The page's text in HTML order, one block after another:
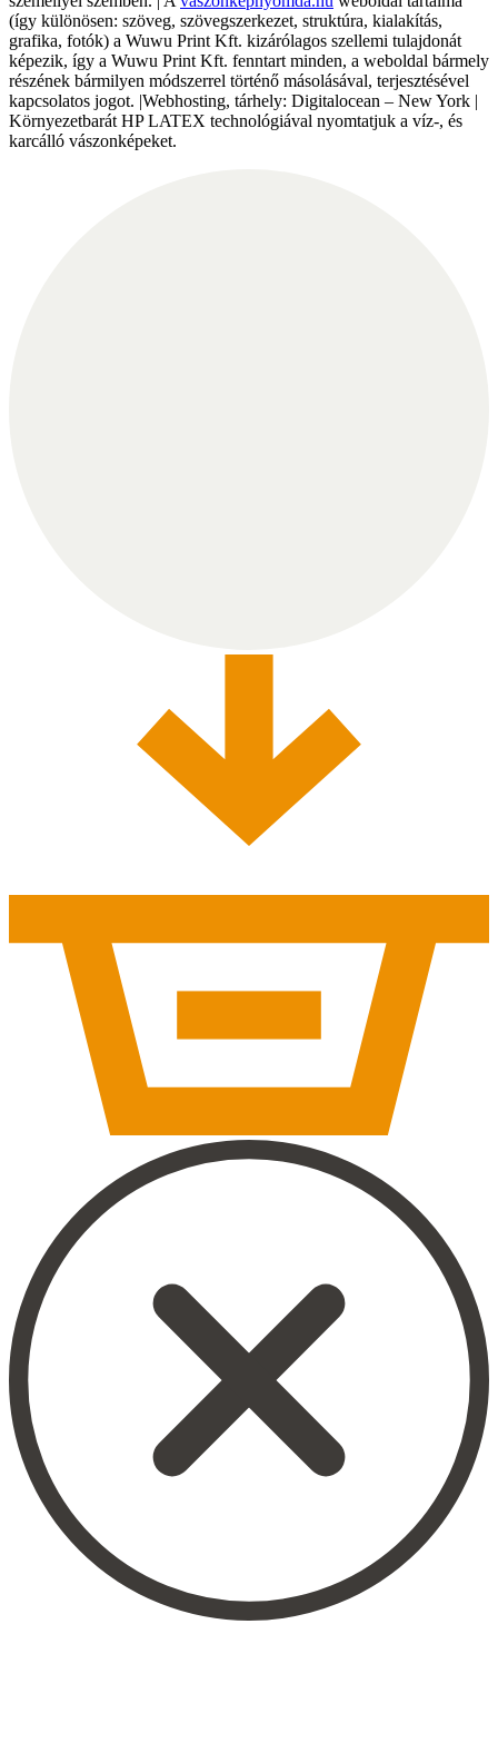
(így különösen: szöveg, szövegszerkezet, struktúra, kialakítás,
grafika, fotók) a Wuwu Print Kft. kizárólagos szellemi tulajdonát
képezik, így a Wuwu Print Kft. fenntart minden, a weboldal bármely
részének bármilyen módszerrel történő másolásával, terjesztésével
kapcsolatos jogot. |Webhosting, tárhely: Digitalocean – New York |
Környezetbarát HP LATEX technológiával nyomtatjuk a víz-, és
karcálló vászonképeket.